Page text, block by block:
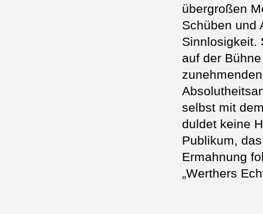
übergroßen
Schüben und
Sinnlosigkeit.
auf der
selbst mit
duldet keine
Publikum,
Ermahnung
„Werthers